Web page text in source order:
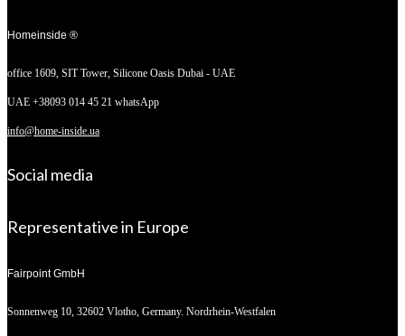
Homeinside ®
office 1609, SIT Tower, Silicone Oasis Dubai - UAE
UAE +38093 014 45 21 whatsApp
info@home-inside.ua
Social media
Representative in Europe
Fairpoint GmbH
Sonnenweg 10, 32602 Vlotho, Germany. Nordrhein-Westfalen